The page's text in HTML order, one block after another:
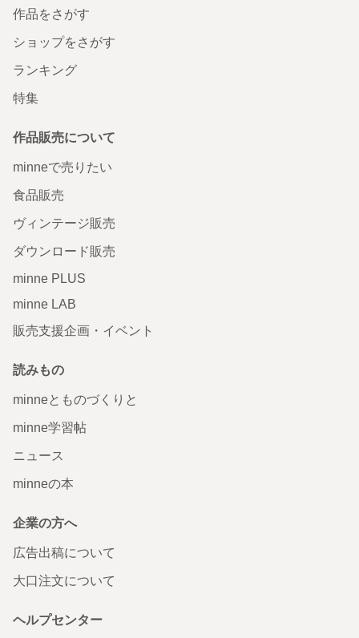
作品をさがす
ショップをさがす
ランキング
特集
作品販売について
minneで売りたい
食品販売
ヴィンテージ販売
ダウンロード販売
minne PLUS
minne LAB
販売支援企画・イベント
読みもの
minneとものづくりと
minne学習帖
ニュース
minneの本
企業の方へ
広告出稿について
大口注文について
ヘルプセンター